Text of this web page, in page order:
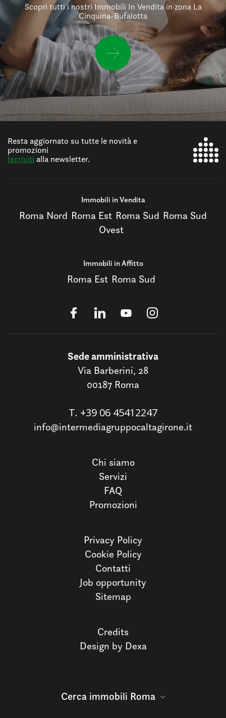
Scopri tutti i nostri Immobili In Vendita in zona La
Cinquina-Bufalotta
Resta aggiornato su tutte le novità e
promozioni
Iscriviti alla newsletter.
Immobili in Vendita
Roma Nord Roma Est Roma Sud Roma Sud
Ovest
Immobili in Affitto
Roma Est Roma Sud
Sede amministrativa
Via Barberini, 28
00187 Roma
T. +39 06 45412247
info@intermediagruppocaltagirone.it
Chi siamo
Servizi
FAQ
Promozioni
Privacy Policy
Cookie Policy
Contatti
Job opportunity
Sitemap
Credits
Design by Dexa
Cerca immobili Roma